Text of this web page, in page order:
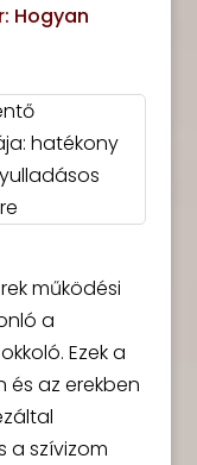
Hogyan
hatékony
működési
a
Ezek a
és az erekben
a szívizom